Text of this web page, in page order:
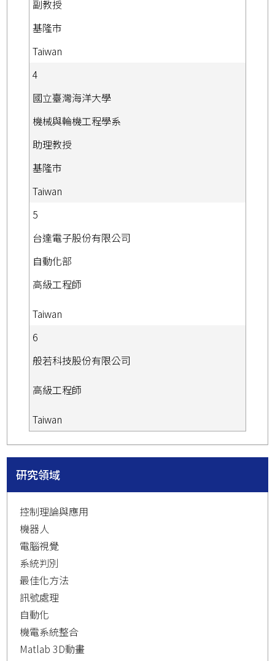
副教授
基隆市
Taiwan
4
國立臺灣海洋大學
機械與輪機工程學系
助理教授
基隆市
Taiwan
5
台達電子股份有限公司
自動化部
高級工程師
Taiwan
6
般若科技股份有限公司
高級工程師
Taiwan
研究領域
控制理論與應用
機器人
電腦視覺
系統判別
最佳化方法
訊號處理
自動化
機電系統整合
Matlab 3D動畫